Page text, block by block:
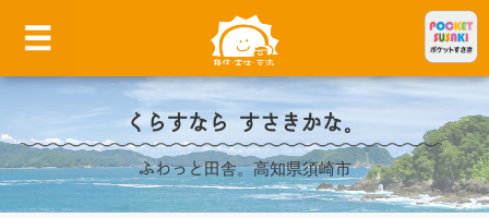
くらすなら すさきかな。
ふわっと田舎。高知県須崎市